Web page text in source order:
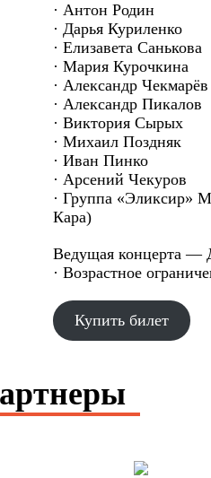
· Антон Родин
· Дарья Куриленко
· Елизавета Санькова
· Мария Курочкина
· Александр Чекмарёв
· Александр Пикалов
· Виктория Сырых
· Михаил Поздняк
· Иван Пинко
· Арсений Чекуров
· Группа «Эликсир»
Кара)
Ведущая концерта —
· Возрастное
Купить билет